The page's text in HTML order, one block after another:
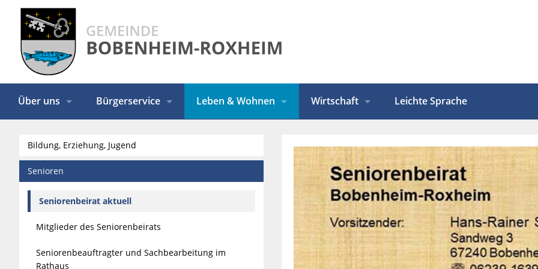
Über uns Bürgerservice Leben & Wohnen Wirtschaft Leichte Sprache
Bildung, Erziehung, Jugend
Senioren
Seniorenbeirat aktuell
Mitglieder des Seniorenbeirats
Seniorenbeauftragter und Sachbearbeitung im
Rathaus